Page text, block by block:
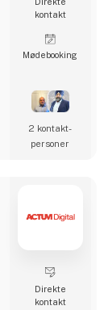
kontakt
Møde­booking
2 kontakt­
personer
Direkte
kontakt